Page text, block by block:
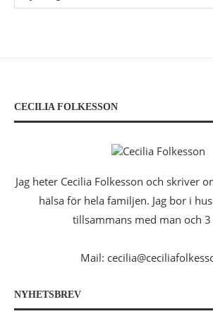
CECILIA FOLKESSON
Jag heter Cecilia Folkesson och skriver
hälsa för hela familjen. Jag bor i
tillsammans med man och 3
Mail:
NYHETSBREV